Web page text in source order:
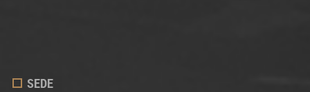
SEDE
ADVOGADOS
ATUAÇÃO